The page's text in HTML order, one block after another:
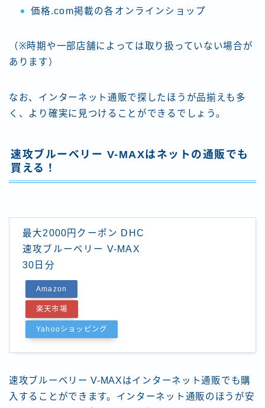
価格.com掲載の各オンラインショップ
（※時期や一部店舗によっては取り扱っていない場合が
あります）
なお、インターネット通販で探したほうが品揃えも多
く、より確実に見つけることができるでしょう。
速攻ブルーベリー V-MAXはネットの通販でも
買える！
最大2000円クーポン DHC
速攻ブルーベリー V-MAX
30日分
Amazon
楽天市場
Yahooショッピング
速攻ブルーベリー V-MAXはインターネット通販でも購
入することができます。インターネット通販のほうが安